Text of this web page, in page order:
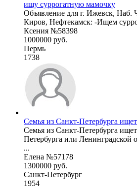
ищу суррогатную мамочку
Объявление для г. Ижевск, Наб.
Киров, Нефтекамск: -Ищем
Ксения №58398
1000000 руб.
Пермь
1738
Семья из Санкт-Петербурга
Семья из Санкт-Петербурга
Петербурга или Ленинградской
...
Елена №57178
1300000 руб.
Санкт-Петербург
1954